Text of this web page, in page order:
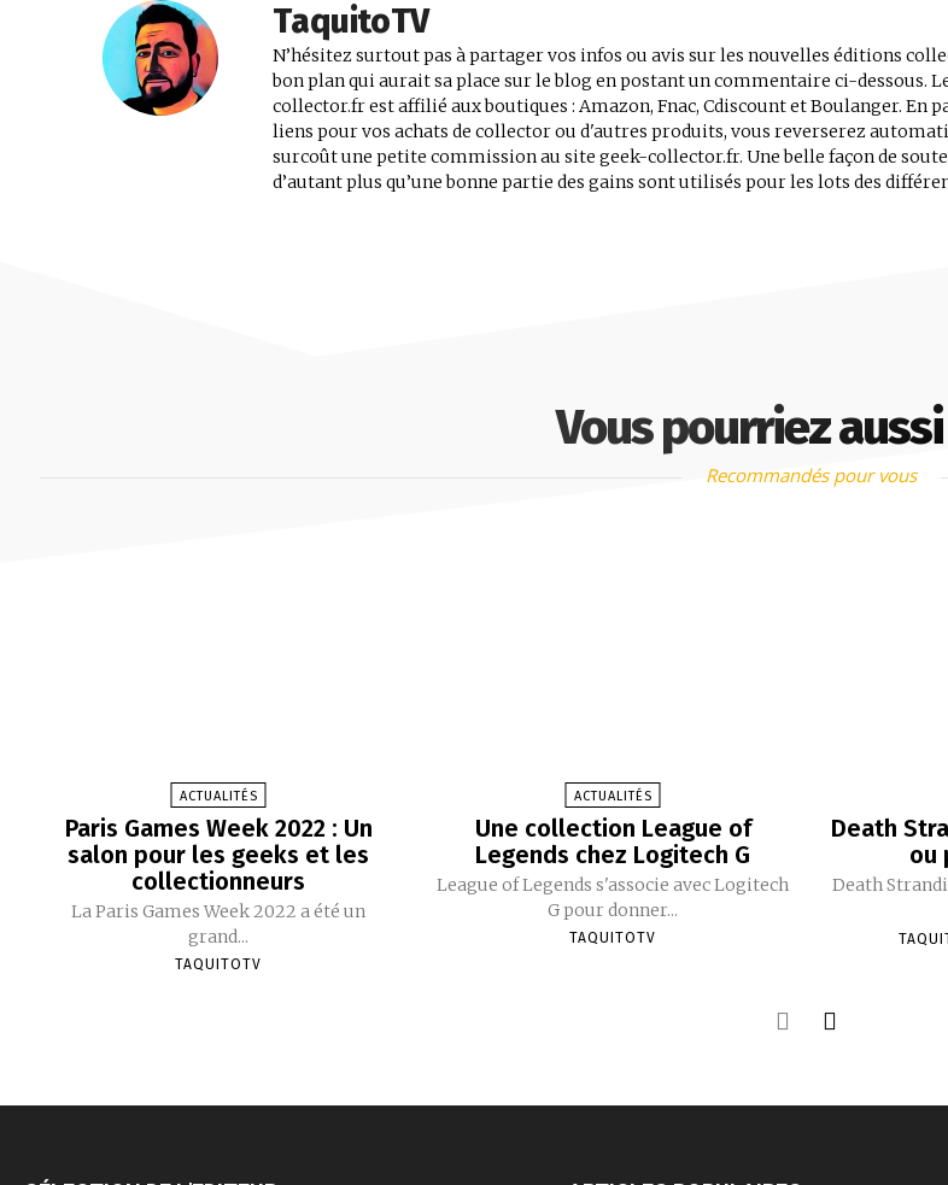
TaquitoTV
N’hésitez surtout pas à partager vos infos ou avis sur les nouvelles éditions
bon plan qui aurait sa place sur le blog en postant un commentaire ci-dessous.
collector.fr est affilié aux boutiques : Amazon, Fnac, Cdiscount et Boulanger. En
liens pour vos achats de collector ou d'autres produits, vous reverserez
surcoût une petite commission au site geek-collector.fr. Une belle façon de
d’autant plus qu’une bonne partie des gains sont utilisés pour les lots des
Vous pourriez
Recommandés pour vous
ACTUALITÉS
Paris Games Week 2022 : Un
salon pour les geeks et les
collectionneurs
La Paris Games Week 2022 a été un
grand...
TAQUITOTV
ACTUALITÉS
Une collection League of
Legends chez Logitech G
League of Legends s'associe avec Logitech
G pour donner...
TAQUITOTV
Death
ou
Death